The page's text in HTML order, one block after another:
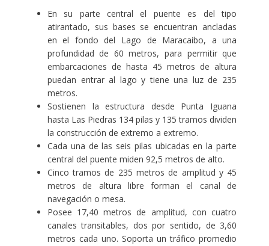
En su parte central el puente es del tipo
atirantado, sus bases se encuentran ancladas
en el fondo del Lago de Maracaibo, a una
profundidad de 60 metros, para permitir que
embarcaciones de hasta 45 metros de altura
puedan entrar al lago y tiene una luz de 235
metros.
Sostienen la estructura desde Punta Iguana
hasta Las Piedras 134 pilas y 135 tramos dividen
la construcción de extremo a extremo.
Cada una de las seis pilas ubicadas en la parte
central del puente miden 92,5 metros de alto.
Cinco tramos de 235 metros de amplitud y 45
metros de altura libre forman el canal de
navegación o mesa.
Posee 17,40 metros de amplitud, con cuatro
canales transitables, dos por sentido, de 3,60
metros cada uno. Soporta un tráfico promedio